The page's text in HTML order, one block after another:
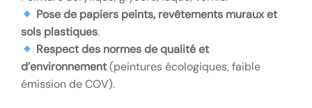
Pose de papiers peints, revêtements muraux et
sols plastiques.
Respect des normes de qualité et
d’environnement(peintures écologiques, faible
émission de COV).